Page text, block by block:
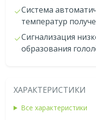
Система
температур
Сигнализация
образования
ХАРАКТЕРИСТИКИ
Все характеристики